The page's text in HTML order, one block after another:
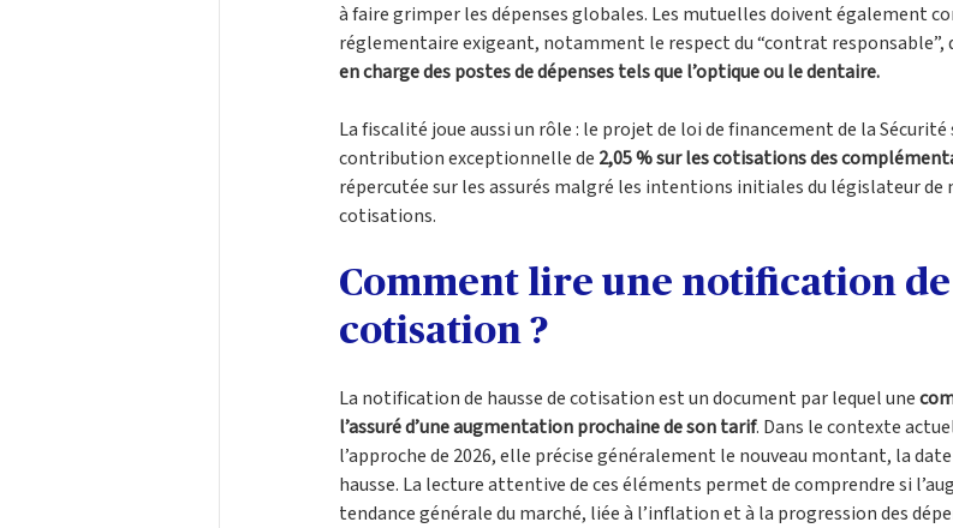
à faire grimper les dépenses globales. Les mutuelles doivent également
réglementaire exigeant, notamment le respect du “contrat responsable”,
en charge des postes de dépenses tels que l’optique ou le dentaire.
La fiscalité joue aussi un rôle : le projet de loi de financement de la Sécurité
contribution exceptionnelle de 2,05 % sur les cotisations des
répercutée sur les assurés malgré les intentions initiales du législateur de
cotisations.
Comment lire une notification de
cotisation ?
La notification de hausse de cotisation est un document par lequel une
l’assuré d’une augmentation prochaine de son tarif. Dans le contexte
l’approche de 2026, elle précise généralement le nouveau montant, la
hausse. La lecture attentive de ces éléments permet de comprendre si
tendance générale du marché, liée à l’inflation et à la progression des